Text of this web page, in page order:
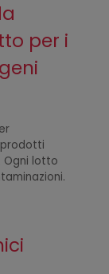
per i
Ogni lotto